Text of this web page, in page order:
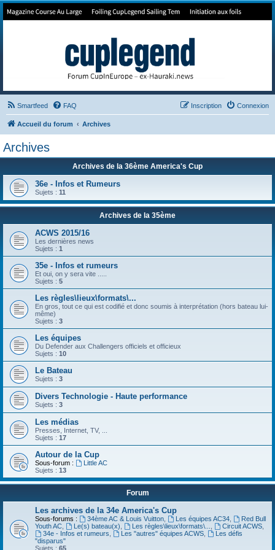
Forum de Cup In Europe
Smartfeed FAQ Connexion
Inscription
Accueil du forum Archives
Archives
Archives de la 36ème America's Cup
36e - Infos et Rumeurs
Sujets : 11
Archives de la 35ème
ACWS 2015/16
Les dernières news
Sujets : 1
35e - Infos et rumeurs
Et oui, on y sera vite .....
Sujets : 5
Les règles\lieux\formats\...
En gros, tout ce qui est codifié et donc soumis à interprétation (hors bateau lui-
même)
Sujets : 3
Les équipes
Du Defender aux Challengers officiels et officieux
Sujets : 10
Le Bateau
Sujets : 3
Divers Technologie - Haute performance
Sujets : 3
Les médias
Presses, Internet, TV, ...
Sujets : 17
Autour de la Cup
Sous-forum :
Little AC
Sujets : 13
Forum
Les archives de la 34e America's Cup
Sous-forums : 34ème AC & Louis Vuitton, Les équipes AC34,
Red Bull
Youth AC, Le(s) bateau(x), Les règles\lieux\formats\..., Circuit ACWS,
34e - Infos et rumeurs, Les "autres" équipes ACWS,
Les défis
"disparus"
Sujets : 65